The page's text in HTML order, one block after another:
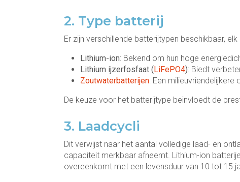
2. Type batterij
Er zijn verschillende batterijtypen beschikbaar,
Lithium-ion: Bekend om hun hoge
Lithium ijzerfosfaat (LiFePO4): Biedt
Zoutwaterbatterijen: Een
De keuze voor het batterijtype beïnvloedt de
3. Laadcycli
Dit verwijst naar het aantal volledige laad- en
capaciteit merkbaar afneemt. Lithium-ion
overeenkomt met een levensduur van 10 tot 15